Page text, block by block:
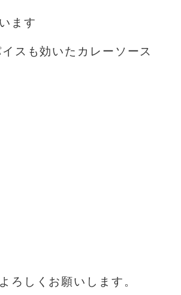
ます
スも効いたカレーソース
ろしくお願いします。